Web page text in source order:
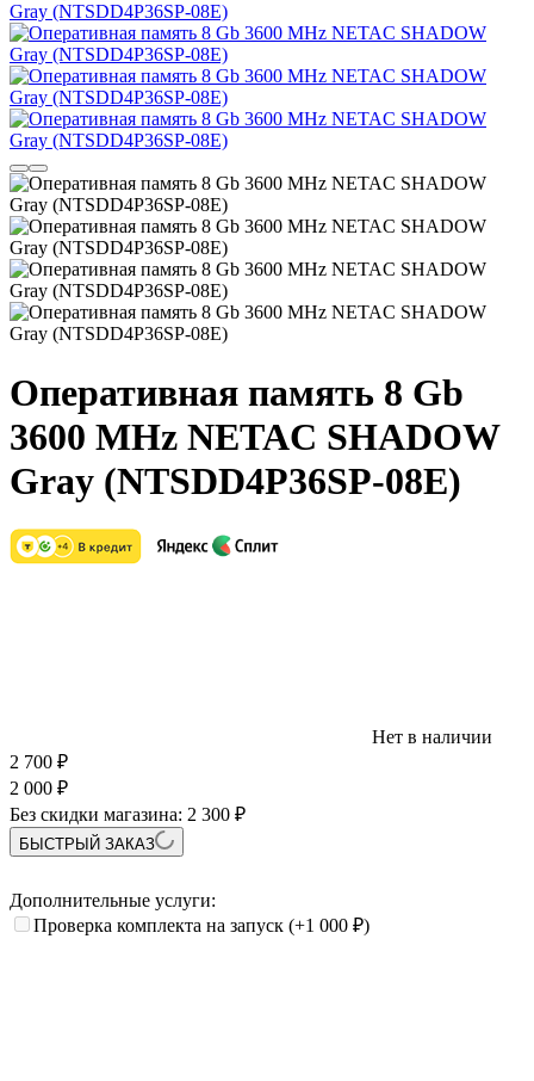
Оперативная память 8 Gb
3600 MHz NETAC SHADOW
Gray (NTSDD4P36SP-08E)
Нет в наличии
2 700 ₽
2 000 ₽
Без скидки магазина: 2 300 ₽
БЫСТРЫЙ ЗАКАЗ
Дополнительные услуги:
Проверка комплекта на запуск (+1 000 ₽)